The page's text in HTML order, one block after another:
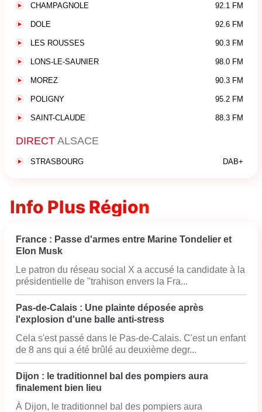
CHAMPAGNOLE 92.1 FM
DOLE 92.6 FM
LES ROUSSES 90.3 FM
LONS-LE-SAUNIER 98.0 FM
MOREZ 90.3 FM
POLIGNY 95.2 FM
SAINT-CLAUDE 88.3 FM
DIRECT ALSACE
STRASBOURG DAB+
Info Plus Région
France : Passe d'armes entre Marine Tondelier et
Elon Musk
Le patron du réseau social X a accusé la candidate à la
présidentielle de "trahison envers la Fra...
Pas-de-Calais : Une plainte déposée après
l'explosion d'une balle anti-stress
Cela s'est passé dans le Pas-de-Calais. C'est un enfant
de 8 ans qui a été brûlé au deuxième degr...
Dijon : le traditionnel bal des pompiers aura
finalement bien lieu
À Dijon, le traditionnel bal des pompiers aura